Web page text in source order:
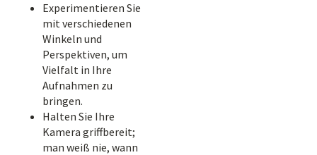
Experimentieren Sie
mit verschiedenen
Winkeln und
Perspektiven, um
Vielfalt in Ihre
Aufnahmen zu
bringen.
Halten Sie Ihre
Kamera griffbereit;
man weiß nie, wann